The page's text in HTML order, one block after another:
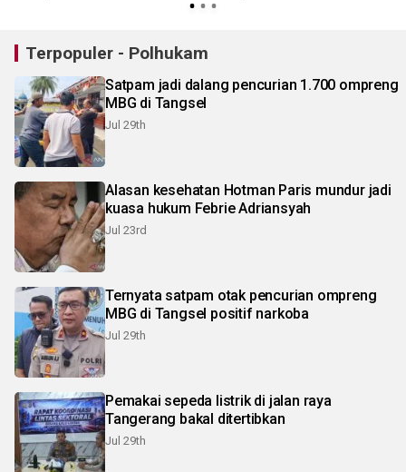
Terpopuler - Polhukam
Satpam jadi dalang pencurian 1.700 ompreng
MBG di Tangsel
Jul 29th
Alasan kesehatan Hotman Paris mundur jadi
kuasa hukum Febrie Adriansyah
Jul 23rd
Ternyata satpam otak pencurian ompreng
MBG di Tangsel positif narkoba
Jul 29th
Pemakai sepeda listrik di jalan raya
Tangerang bakal ditertibkan
Jul 29th